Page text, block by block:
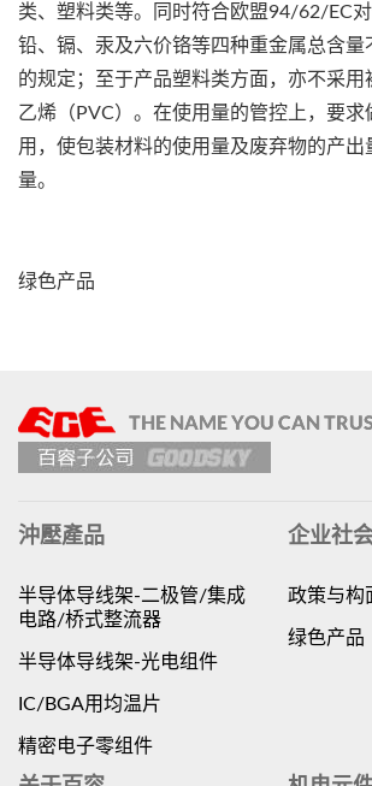
类、塑料类等。同时符合欧盟94/62/EC
铅、镉、汞及六价铬等四种重金属总含量
的规定；至于产品塑料类方面，亦不采用
乙烯（PVC）。在使用量的管控上，要求
用，使包装材料的使用量及废弃物的产出
量。
绿色产品
沖壓產品
半导体导线架-二极管/集成
电路/桥式整流器
半导体导线架-光电组件
IC/BGA用均温片
精密电子零组件
企业社
政策与构
绿色产品